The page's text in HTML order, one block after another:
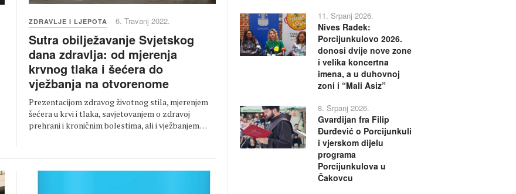
ZDRAVLJE I LJEPOTA 6. Travanj 2022.
Sutra obilježavanje Svjetskog
dana zdravlja: od mjerenja
krvnog tlaka i šećera do
vježbanja na otvorenome
Prezentacijom zdravog životnog stila, mjerenjem
šećera u krvi i tlaka, savjetovanjem o zdravoj
prehrani i kroničnim bolestima, ali i vježbanjem…
11. Srpanj 2026.
Nives Radek:
Porcijunkulovo 2026.
donosi dvije nove zone
i velika koncertna
imena, a u duhovnoj
zoni i “Mali Asiz”
8. Srpanj 2026.
Gvardijan fra Filip
Đurđević o Porcijunkuli
i vjerskom dijelu
programa
Porcijunkulova u
Čakovcu